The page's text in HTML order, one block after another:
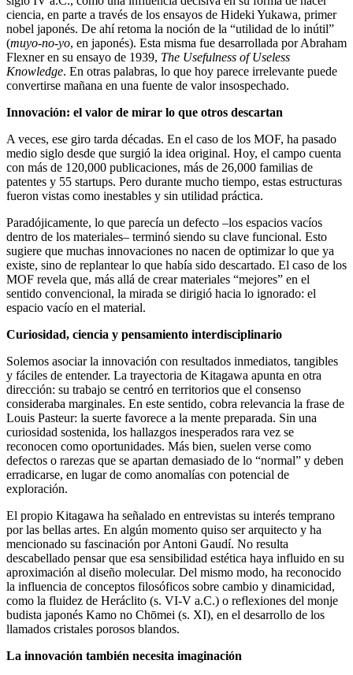
ciencia, en parte a través de los ensayos de Hideki Yukawa, primer
nobel japonés. De ahí retoma la noción de la “utilidad de lo inútil”
(muyo-no-yo, en japonés). Esta misma fue desarrollada por Abraham
Flexner en su ensayo de 1939, The Usefulness of Useless
Knowledge. En otras palabras, lo que hoy parece irrelevante puede
convertirse mañana en una fuente de valor insospechado.
Innovación: el valor de mirar lo que otros descartan
A veces, ese giro tarda décadas. En el caso de los MOF, ha pasado
medio siglo desde que surgió la idea original. Hoy, el campo cuenta
con más de 120,000 publicaciones, más de 26,000 familias de
patentes y 55 startups. Pero durante mucho tiempo, estas estructuras
fueron vistas como inestables y sin utilidad práctica.
Paradójicamente, lo que parecía un defecto –los espacios vacíos
dentro de los materiales– terminó siendo su clave funcional. Esto
sugiere que muchas innovaciones no nacen de optimizar lo que ya
existe, sino de replantear lo que había sido descartado. El caso de los
MOF revela que, más allá de crear materiales “mejores” en el
sentido convencional, la mirada se dirigió hacia lo ignorado: el
espacio vacío en el material.
Curiosidad, ciencia y pensamiento interdisciplinario
Solemos asociar la innovación con resultados inmediatos, tangibles
y fáciles de entender. La trayectoria de Kitagawa apunta en otra
dirección: su trabajo se centró en territorios que el consenso
consideraba marginales. En este sentido, cobra relevancia la frase de
Louis Pasteur: la suerte favorece a la mente preparada. Sin una
curiosidad sostenida, los hallazgos inesperados rara vez se
reconocen como oportunidades. Más bien, suelen verse como
defectos o rarezas que se apartan demasiado de lo “normal” y deben
erradicarse, en lugar de como anomalías con potencial de
exploración.
El propio Kitagawa ha señalado en entrevistas su interés temprano
por las bellas artes. En algún momento quiso ser arquitecto y ha
mencionado su fascinación por Antoni Gaudí. No resulta
descabellado pensar que esa sensibilidad estética haya influido en su
aproximación al diseño molecular. Del mismo modo, ha reconocido
la influencia de conceptos filosóficos sobre cambio y dinamicidad,
como la fluidez de Heráclito (s. VI-V a.C.) o reflexiones del monje
budista japonés Kamo no Chōmei (s. XI), en el desarrollo de los
llamados cristales porosos blandos.
La innovación también necesita imaginación